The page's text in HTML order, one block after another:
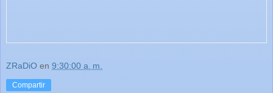
ZRaDiO en 9:30:00 a. m.
Compartir